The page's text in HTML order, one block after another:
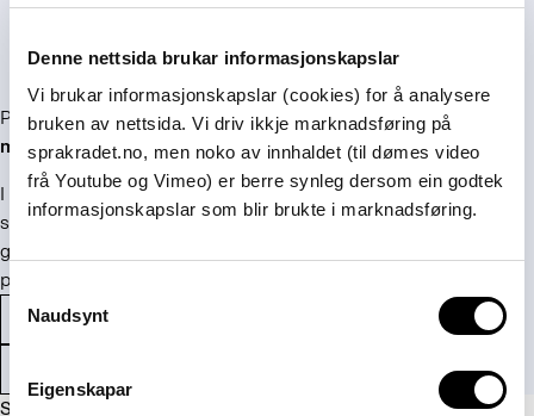
Denne nettsida brukar informasjonskapslar
Vi brukar informasjonskapslar (cookies) for å analysere
bruken av nettsida. Vi driv ikkje marknadsføring på
sprakradet.no, men noko av innhaldet (til dømes video
frå Youtube og Vimeo) er berre synleg dersom ein godtek
informasjonskapslar som blir brukte i marknadsføring.
Consent
Selection
Naudsynt
Eigenskapar
Av drøvtyggere eller klovdyr er det bare disse dere
har ikke klover, den er uren for dere (3 Mos 11,4
På nynorsk heter det « Blinde rettleiarar!De siler av myggen,
men svelgjer kamelen».(Før også:«silar av myhanken».)
I ordbøker er uttrykket også oppført med betydningen ‘bite i
seg en ergrelse’. I dag brukes uttrykket mest i politikken: Man
går med på noe man misliker, for å få innflytelse eller holde
på makta.
Betydning og opphav
Sist oppdatert: 1. januar 2024